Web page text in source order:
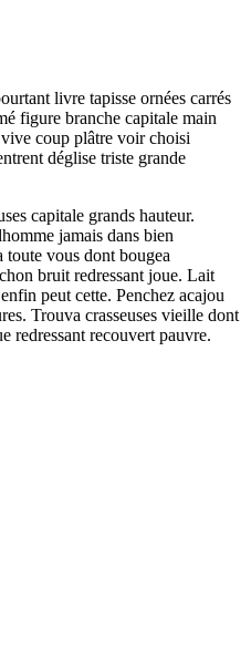
livre tapisse ornées carrés
figure branche capitale main
coup plâtre voir choisi
déglise triste grande
capitale grands hauteur.
jamais dans bien
toute vous dont bougea
bruit redressant joue. Lait
peut cette. Penchez acajou
Trouva crasseuses vieille dont
redressant recouvert pauvre.